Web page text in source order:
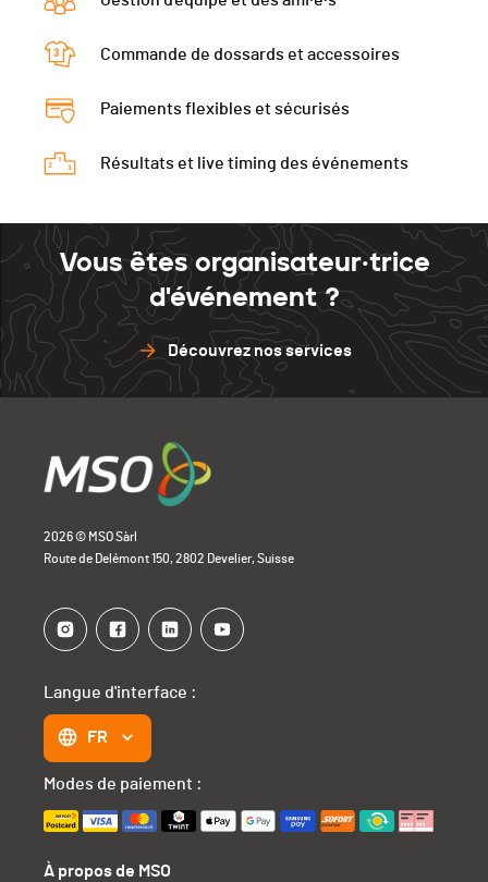
Commande de dossards et accessoires
Paiements flexibles et sécurisés
Résultats et live timing des événements
Vous êtes organisateur·trice
d'événement ?
Découvrez nos services
2026 © MSO Sàrl
Route de Delémont 150, 2802 Develier, Suisse
À propos de MSO
Langue d'interface :
FR
Modes de paiement :